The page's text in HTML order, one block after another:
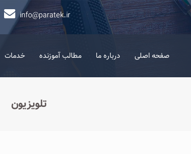
info@paratek.ir
صفحه اصلی درباره ما مطالب آموزنده خدمات
تلویزیون